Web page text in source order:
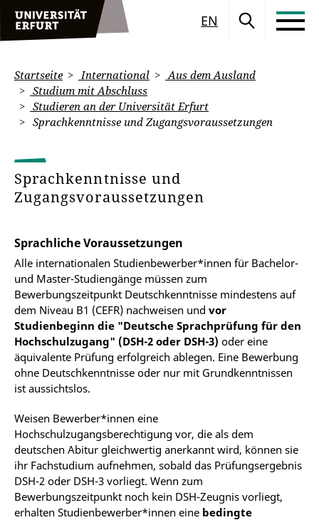
EN
Startseite International
Aus dem Ausland
Studium mit Abschluss
Studieren an der Universität Erfurt
Sprachkenntnisse und Zugangsvoraussetzungen
Sprachkenntnisse und
Zugangsvoraussetzungen
Sprachliche Voraussetzungen
Alle internationalen Studienbewerber*innen für Bachelor-
und Master-Studiengänge müssen zum
Bewerbungszeitpunkt Deutschkenntnisse mindestens auf
dem Niveau B1 (CEFR) nachweisen und vor
Studienbeginn die "Deutsche Sprachprüfung für den
Hochschulzugang" (DSH-2 oder DSH-3) oder eine
äquivalente Prüfung erfolgreich ablegen. Eine Bewerbung
ohne Deutschkenntnisse oder nur mit Grundkenntnissen
ist aussichtslos.
Weisen Bewerber*innen eine
Hochschulzugangsberechtigung vor, die als dem
deutschen Abitur gleichwertig anerkannt wird, können sie
ihr Fachstudium aufnehmen, sobald das Prüfungsergebnis
DSH-2 oder DSH-3 vorliegt. Wenn zum
Bewerbungszeitpunkt noch kein DSH-Zeugnis vorliegt,
erhalten Studienbewerber*innen eine bedingte